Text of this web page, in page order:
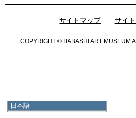
日本語
サイトマップ サイ
COPYRIGHT © ITABASHI ART MUSEUM